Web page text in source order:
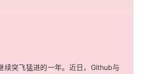
续突飞猛进的一年。近日，Github与